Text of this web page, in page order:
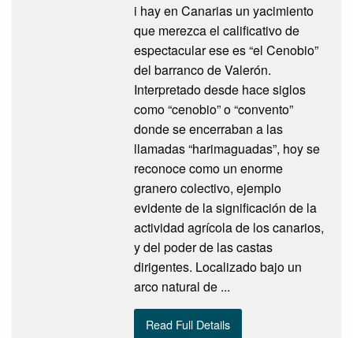
i hay en Canarias un yacimiento
que merezca el calificativo de
espectacular ese es “el Cenobio”
del barranco de Valerón.
Interpretado desde hace siglos
como “cenobio” o “convento”
donde se encerraban a las
llamadas “harimaguadas”, hoy se
reconoce como un enorme
granero colectivo, ejemplo
evidente de la significación de la
actividad agrícola de los canarios,
y del poder de las castas
dirigentes. Localizado bajo un
arco natural de ...
Read Full Details